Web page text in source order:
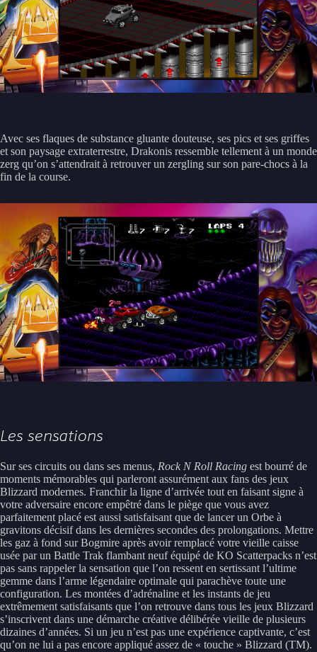
Avec ses flaques de substance gluante douteuse, ses pics et ses griffes
et son paysage extraterrestre, Drakonis ressemble tellement à un monde
zerg qu’on s’attendrait à retrouver un zergling sur son pare-chocs à la
fin de la course.
Les sensations
Sur ses circuits ou dans ses menus, Rock N Roll Racing est bourré de
moments mémorables qui parleront assurément aux fans des jeux
Blizzard modernes. Franchir la ligne d’arrivée tout en faisant signe à
votre adversaire encore empêtré dans le piège que vous avez
parfaitement placé est aussi satisfaisant que de lancer un Orbe à
gravitons décisif dans les dernières secondes des prolongations. Mettre
les gaz à fond sur Bogmire après avoir remplacé votre vieille caisse
usée par un Battle Trak flambant neuf équipé de KO Scatterpacks n’est
pas sans rappeler la sensation que l’on ressent en sertissant l’ultime
gemme dans l’arme légendaire optimale qui parachève toute une
configuration. Les montées d’adrénaline et les instants de jeu
extrêmement satisfaisants que l’on retrouve dans tous les jeux Blizzard
s’inscrivent dans une démarche créative délibérée vieille de plusieurs
dizaines d’années. Si un jeu n’est pas une expérience captivante, c’est
qu’on ne lui a pas encore appliqué assez de « touche » Blizzard (TM).